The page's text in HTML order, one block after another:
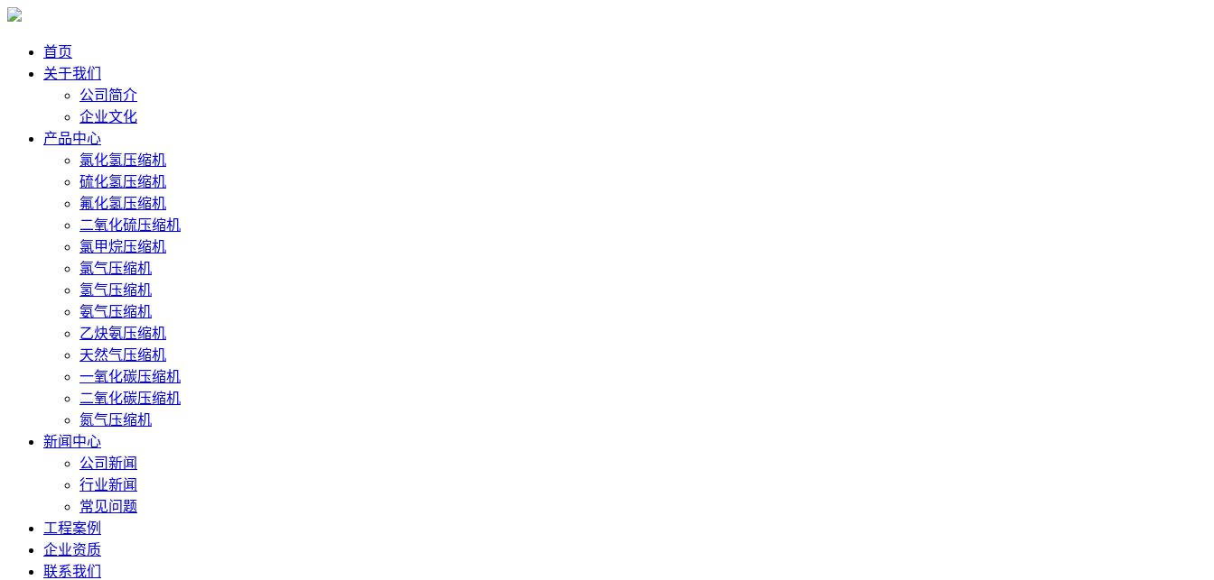
首页
关于我们
公司简介
企业文化
产品中心
氯化氢压缩机
硫化氢压缩机
氟化氢压缩机
二氧化硫压缩机
氯甲烷压缩机
氯气压缩机
氢气压缩机
氨气压缩机
乙炔氨压缩机
天然气压缩机
一氧化碳压缩机
二氧化碳压缩机
氮气压缩机
新闻中心
公司新闻
行业新闻
常见问题
工程案例
企业资质
联系我们